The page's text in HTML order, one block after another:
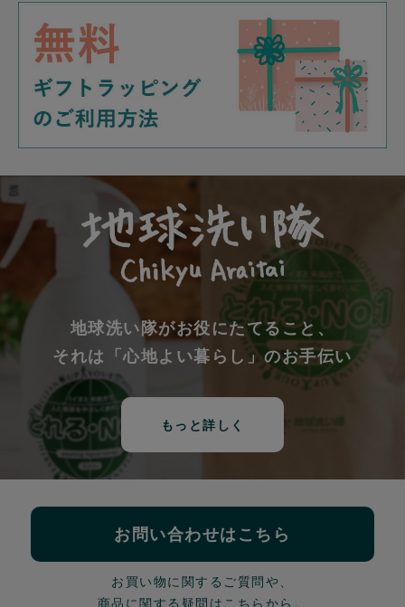
地球洗い隊がお役にたてること、
それは「心地よい暮らし」のお手伝い
もっと詳しく
お問い合わせはこちら
お買い物に関するご質問や、
商品に関する疑問はこちらから。